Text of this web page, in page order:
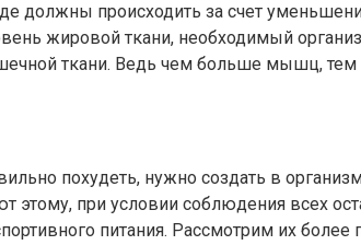
должны происходить за счет
жировой ткани, необходимый
ткани. Ведь чем больше мышц,
похудеть, нужно создать в
при условии соблюдения всех
питания. Рассмотрим их